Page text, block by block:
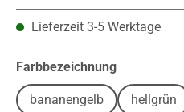
Lieferzeit 3-5 Werktage
Farbbezeichnungauswählen
bananengelb hellgrün